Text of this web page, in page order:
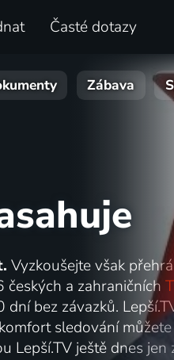
Časté dotazy
Zábava
Vyzkoušejte však
a zahraničních
bez závazků.
sledování můžete
Lepší.TV ještě dnes jen